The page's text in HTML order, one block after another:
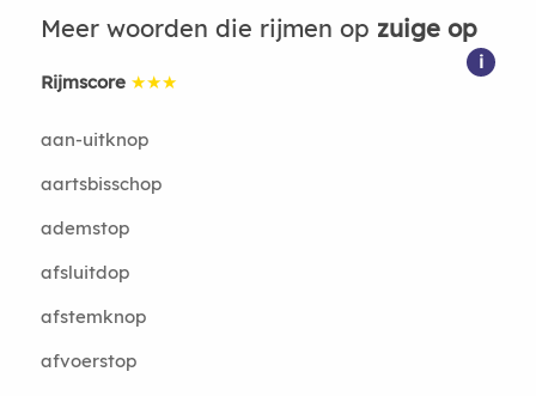
Meer woorden die rijmen op zuige op
i
Rijmscore ★★★
aan-uitknop
aartsbisschop
ademstop
afsluitdop
afstemknop
afvoerstop